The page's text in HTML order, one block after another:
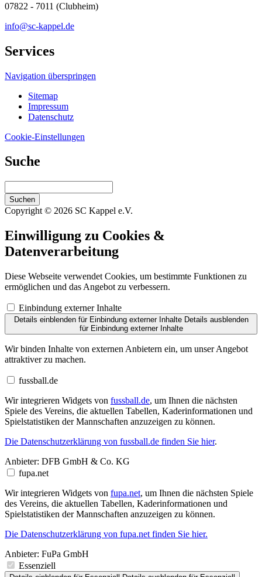
07822 - 7011 (Clubheim)
info@sc-kappel.de
Services
Navigation überspringen
Sitemap
Impressum
Datenschutz
Cookie-Einstellungen
Suche
Suchen
Copyright © 2026 SC Kappel e.V.
Einwilligung zu Cookies &
Datenverarbeitung
Diese Webseite verwendet Cookies, um bestimmte Funktionen zu
ermöglichen und das Angebot zu verbessern.
Einbindung externer Inhalte
Details einblendenfür Einbindung externer Inhalte Details ausblenden
für Einbindung externer Inhalte
Wir binden Inhalte von externen Anbietern ein, um unser Angebot
attraktiver zu machen.
fussball.de
Wir integrieren Widgets von fussball.de, um Ihnen die nächsten
Spiele des Vereins, die aktuellen Tabellen, Kaderinformationen und
Spielstatistiken der Mannschaften anzuzeigen zu können.
Die Datenschutzerklärung von fussball.de finden Sie hier.
Anbieter: DFB GmbH & Co. KG
fupa.net
Wir integrieren Widgets von fupa.net, um Ihnen die nächsten Spiele
des Vereins, die aktuellen Tabellen, Kaderinformationen und
Spielstatistiken der Mannschaften anzuzeigen zu können.
Die Datenschutzerklärung von fupa.net finden Sie hier.
Anbieter: FuPa GmbH
Essenziell